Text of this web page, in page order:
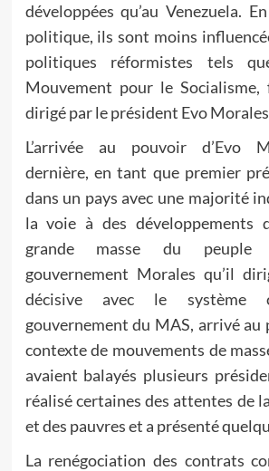
développées qu’au Venezuela.
politique, ils sont moins
politiques réformistes tels
Mouvement pour le Socialisme,
dirigé par le président Evo
L’arrivée au pouvoir d’Evo
dernière, en tant que premier
dans un pays avec une majorité
la voie à des développements
grande masse du peuple
gouvernement Morales qu’il
décisive avec le système
gouvernement du MAS, arrivé au
contexte de mouvements de
avaient balayés plusieurs
réalisé certaines des attentes de
et des pauvres et a présenté
La renégociation des contrats